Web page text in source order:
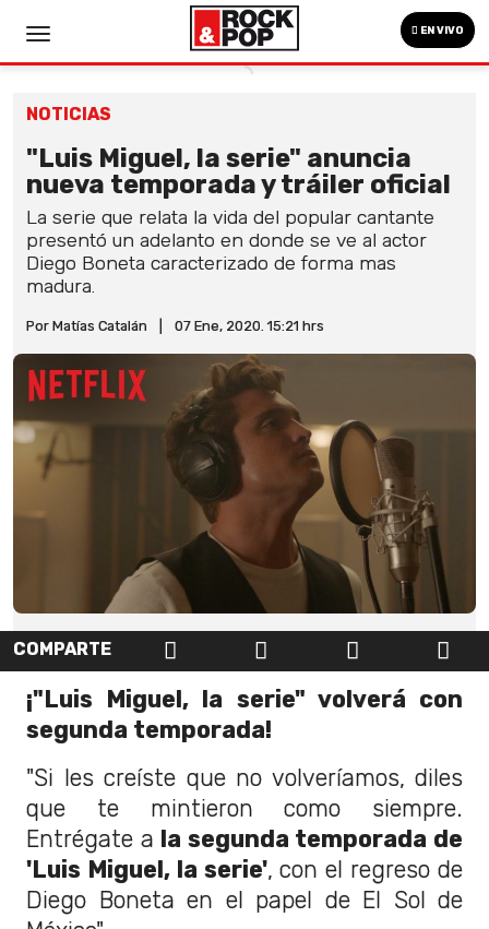
EN VIVO
NOTICIAS
"Luis Miguel, la serie" anuncia
nueva temporada y tráiler oficial
La serie que relata la vida del popular cantante
presentó un adelanto en donde se ve al actor
Diego Boneta caracterizado de forma mas
madura.
Por Matías Catalán 07 Ene, 2020. 15:21 hrs
COMPARTE
¡"Luis Miguel, la serie" volverá con
segunda temporada!
"Si les creíste que no volveríamos, diles
que te mintieron como siempre.
Entrégate a la segunda temporada de
'Luis Miguel, la serie', con el regreso de
Diego Boneta en el papel de El Sol de